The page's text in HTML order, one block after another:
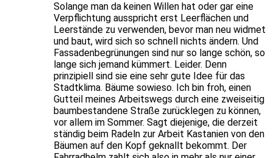
Solange man da keinen Willen hat oder gar eine
Verpflichtung ausspricht erst Leerflächen und
Leerstände zu verwenden, bevor man neu widmet
und baut, wird sich so schnell nichts ändern. Und
Fassadenbegrünungen sind nur so lange schön, so
lange sich jemand kümmert. Leider. Denn
prinzipiell sind sie eine sehr gute Idee für das
Stadtklima. Bäume sowieso. Ich bin froh, einen
Gutteil meines Arbeitswegs durch eine zweiseitig
baumbestandene Straße zurücklegen zu können,
vor allem im Sommer. Sagt diejenige, die derzeit
ständig beim Radeln zur Arbeit Kastanien von den
Bäumen auf den Kopf geknallt bekommt. Der